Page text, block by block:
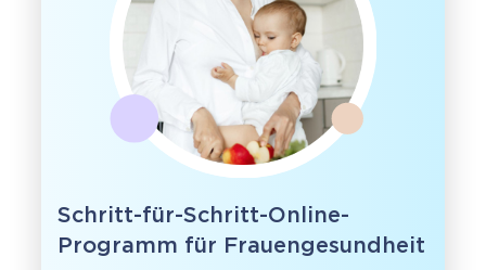
Schritt-für-Schritt-Online-
Programm für Frauengesundheit